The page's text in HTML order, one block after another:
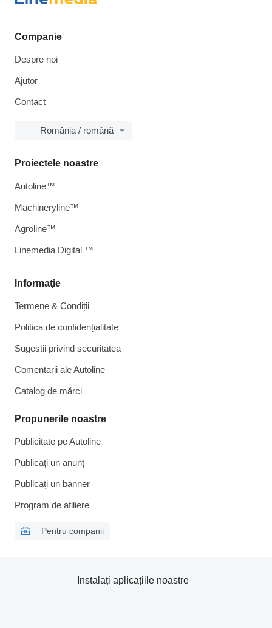
Companie
Despre noi
Ajutor
Contact
România / română
Informaţie
Termene & Condiții
Politica de confidențialitate
Sugestii privind securitatea
Comentarii ale Autoline
Catalog de mărcі
Propunerile noastre
Publicitate pe Autoline
Publicați un anunț
Publicați un banner
Program de afiliere
Pentru companii
Proiectele noastre
Autoline™
Machineryline™
Agroline™
Linemedia Digital ™
Instalați aplicațiile noastre